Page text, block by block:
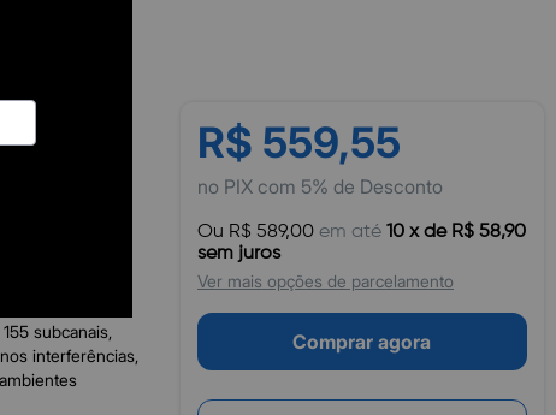
R$ 559,55
no PIX com 5% de Desconto
Ou R$ 589,00em até 10 x de R$ 58,90
sem juros
Ver mais opções de parcelamento
Comprar agora
e
subcanais,
interferências,